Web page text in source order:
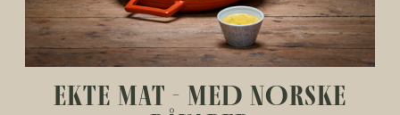
EKTE MAT - MED NORSKE